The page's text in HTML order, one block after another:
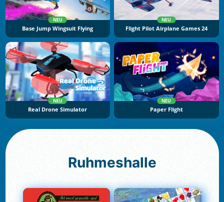
NEU
Base Jump Wingsuit Flying
NEU
Flight Pilot Airplane Games 24
NEU
Real Drone Simulator
NEU
Paper Flight
Ruhmeshalle